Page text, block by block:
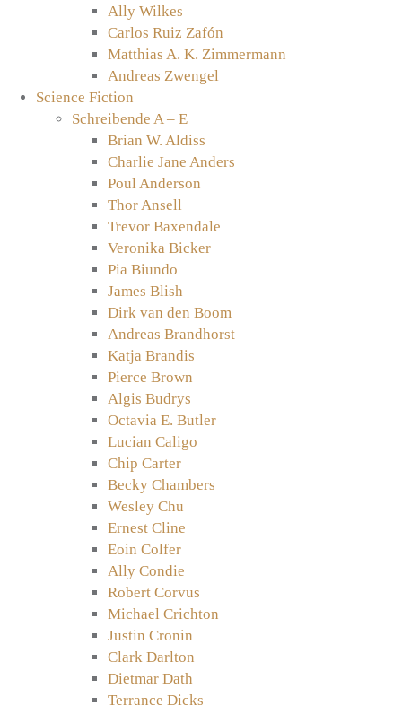
Ally Wilkes
Carlos Ruiz Zafón
Matthias A. K. Zimmermann
Andreas Zwengel
Science Fiction
Schreibende A – E
Brian W. Aldiss
Charlie Jane Anders
Poul Anderson
Thor Ansell
Trevor Baxendale
Veronika Bicker
Pia Biundo
James Blish
Dirk van den Boom
Andreas Brandhorst
Katja Brandis
Pierce Brown
Algis Budrys
Octavia E. Butler
Lucian Caligo
Chip Carter
Becky Chambers
Wesley Chu
Ernest Cline
Eoin Colfer
Ally Condie
Robert Corvus
Michael Crichton
Justin Cronin
Clark Darlton
Dietmar Dath
Terrance Dicks